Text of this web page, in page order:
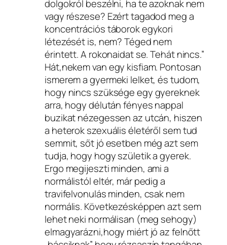
dolgokról beszélni, ha te azoknak nem
vagy részese? Ezért tagadod meg a
koncentrációs táborok egykori
létezését is, nem? Téged nem
érintett. A rokonaidat se. Tehát nincs.”
Hát,nekem van egy kisfiam. Pontosan
ismerem a gyermeki lelket, és tudom,
hogy nincs szüksége egy gyereknek
arra, hogy délután fényes nappal
buzikat nézegessen az utcán, hiszen
a heterok szexuális életéről sem tud
semmit, sőt jó esetben még azt sem
tudja, hogy hogy születik a gyerek.
Ergo megijeszti minden, ami a
normálistól eltér, már pedig a
travifelvonulás minden, csak nem
normális. Következésképpen azt sem
lehet neki normálisan (meg sehogy)
elmagyarázni,hogy miért jó az felnőtt